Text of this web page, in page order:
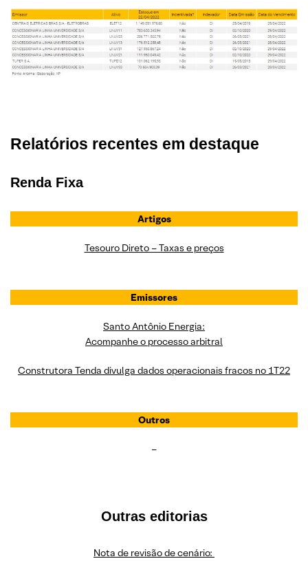
Relatórios recentes em destaque
Renda Fixa
Artigos
Tesouro Direto – Taxas e preços
Emissores
Santo Antônio Energia:
Acompanhe o processo arbitral
Construtora Tenda divulga dados operacionais fracos no 1T22
Outros
–
Outras editorias
Nota de revisão de cenário: